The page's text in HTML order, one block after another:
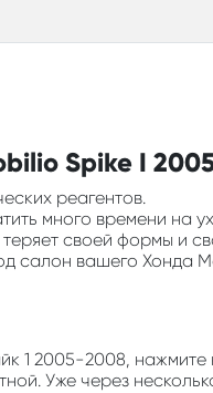
Spike I
реагентов.
много времени на
своей формы и
салон вашего Хонда
2005-2008, нажмите
Уже через